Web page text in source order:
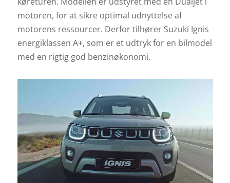
motoren, for at sikre optimal udnyttelse af
motorens ressourcer. Derfor tilhører Suzuki Ignis
energiklassen A+, som er et udtryk for en bilmodel
med en rigtig god benzinøkonomi.